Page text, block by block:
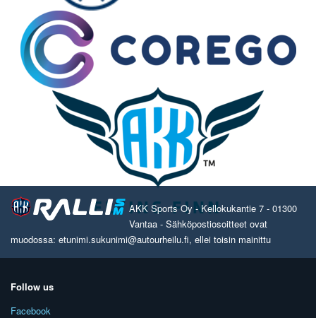
AKK Sports Oy - Kellokukantie 7 - 01300
Vantaa - Sähköpostiosoitteet ovat
muodossa: etunimi.sukunimi@autourheilu.fi, ellei toisin mainittu
Follow us
Facebook